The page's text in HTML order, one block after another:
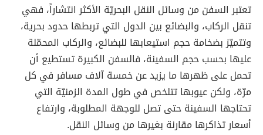
تعتبر السفن من وسائل النقل البحريّة الأكثر انتشاراً، فهي
تنقل الركاب، والبضائع بين الدول التي تربطها حدود بحرية،
وتتميّز بضخامة حجم استيعابها للبضائع، والركاب المحمّلة
عليها بحسب حجم السفينة، فالسفن الكبيرة تستطيع أن
تحمل على ظهرها ما يزيد عن خمسة آلاف مسافر في كل
مرّة، ولكن عيوبها تتلخص في طول المدة الزمنيّة التي
تحتاجها السفينة حتى تصل للوجهة المطلوبة، وارتفاع
أسعار تذاكرها مقارنة بغيرها من وسائل النقل.